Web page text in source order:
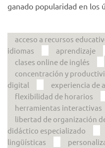
ganado popularidad en
acceso a recursos
idiomas
aprendizaje
clases online de inglés
concentración y
digital
experiencia de
flexibilidad de horarios
herramientas interactivas
libertad de organización
didáctico especializado
lingüísticas